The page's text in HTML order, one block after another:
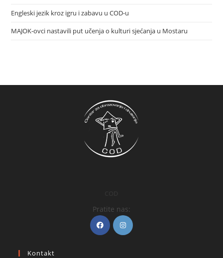
Engleski jezik kroz igru i zabavu u COD-u
MAJOK-ovci nastavili put učenja o kulturi sjećanja u Mostaru
Pratite nas:
Kontakt